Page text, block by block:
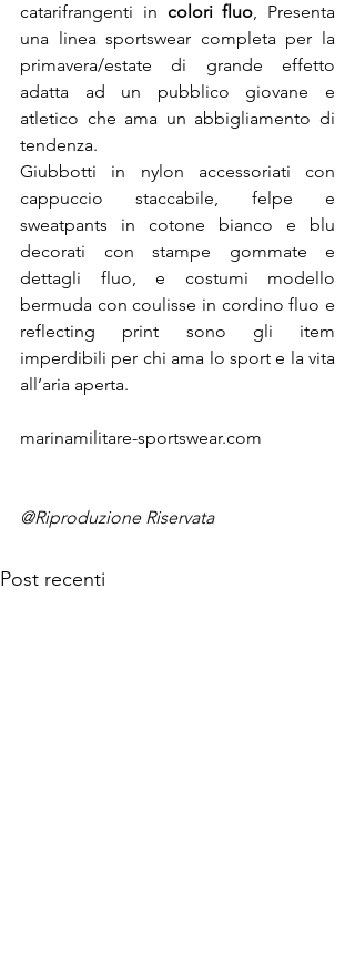
catarifrangenti in colori fluo, Presenta
una linea sportswear completa per la
primavera/estate di grande effetto
adatta ad un pubblico giovane e
atletico che ama un abbigliamento di
tendenza.
Giubbotti in nylon accessoriati con
cappuccio staccabile, felpe e
sweatpants in cotone bianco e blu
decorati con stampe gommate e
dettagli fluo, e costumi modello
bermuda con coulisse in cordino fluo e
reflecting print sono gli item
imperdibili per chi ama lo sport e la vita
all’aria aperta.
marinamilitare-sportswear.com
@Riproduzione Riservata
Post recenti